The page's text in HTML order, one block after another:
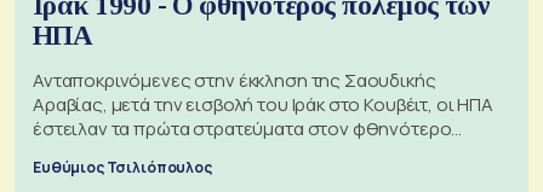
ΗΠΑ
Ανταποκρινόμενες στην έκκληση της Σαουδικής
Αραβίας, μετά την εισβολή του Ιράκ στο Κουβέιτ, οι ΗΠΑ
έστειλαν τα πρώτα στρατεύματα στον φθηνότερο
Ευθύμιος Τσιλιόπουλος